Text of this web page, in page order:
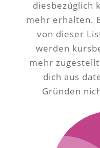
diesbezüglich
mehr erhalten.
von dieser
werden
mehr
dich aus
Gründen